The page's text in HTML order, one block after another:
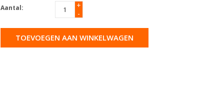
Aantal:
+
-
TOEVOEGEN AAN WINKELWAGEN